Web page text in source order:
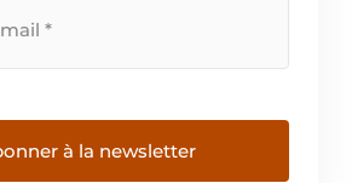
à la newsletter